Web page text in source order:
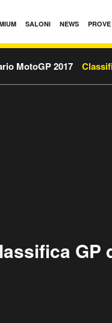
SALONI NEWS PROVE
MotoGP 2017
GP